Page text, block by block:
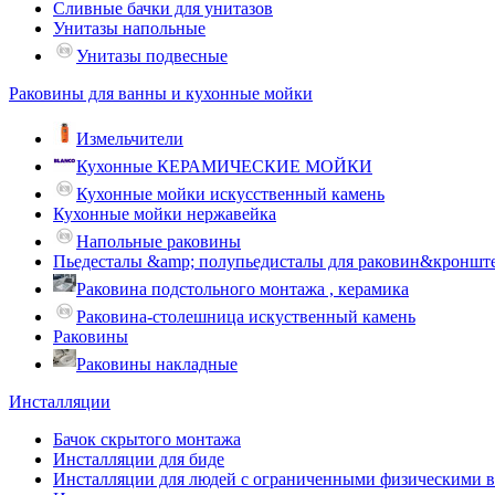
Сливные бачки для унитазов
Унитазы напольные
Унитазы подвесные
Раковины для ванны и кухонные мойки
Измельчители
Кухонные КЕРАМИЧЕСКИЕ МОЙКИ
Кухонные мойки искусственный камень
Кухонные мойки нержавейка
Напольные раковины
Пьедесталы &amp; полупьедисталы для
Раковина подстольного монтажа , керамика
Раковина-столешница искуственный камень
Раковины
Раковины накладные
Инсталляции
Бачок скрытого монтажа
Инсталляции для биде
Инсталляции для людей с ограниченными физическими